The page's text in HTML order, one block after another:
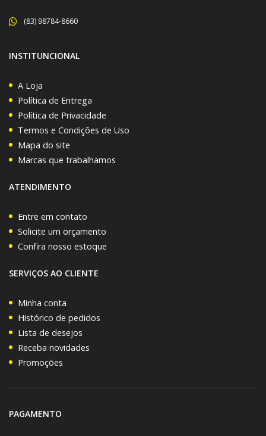
(83) 98784-8660
INSTITUNCIONAL
A Loja
Política de Entrega
Política de Privacidade
Termos e Condições de Uso
Mapa do site
Marcas que trabalhamos
ATENDIMENTO
Entre em contato
Solicite um orçamento
Confira nosso estoque
SERVIÇOS AO CLIENTE
Minha conta
Histórico de pedidos
Lista de desejos
Receba novidades
Promoções
PAGAMENTO